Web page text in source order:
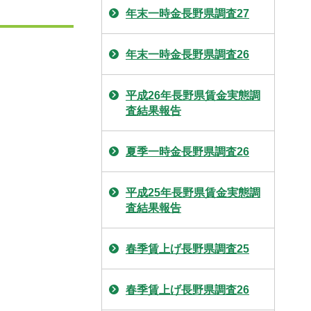
年末一時金長野県調査27
年末一時金長野県調査26
平成26年長野県賃金実態調
査結果報告
夏季一時金長野県調査26
平成25年長野県賃金実態調
査結果報告
春季賃上げ長野県調査25
春季賃上げ長野県調査26